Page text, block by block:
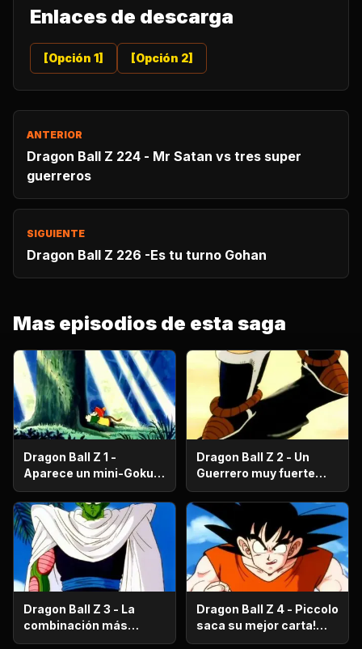
Enlaces de descarga
[Opción 1] [Opción 2]
ANTERIOR
Dragon Ball Z 224 - Mr Satan vs tres super
guerreros
SIGUIENTE
Dragon Ball Z 226 -Es tu turno Gohan
Mas episodios de esta saga
Dragon Ball Z 1 -
Aparece un mini-Goku,
su nombre es Gohan.
Dragon Ball Z 2 - Un
Guerrero muy fuerte
con antecedentes
históricos; se trata del
hermano mayor de
Goku.
Dragon Ball Z 3 - La
combinación más
fuerte de este Mundo.
Dragon Ball Z 4 - Piccolo
saca su mejor carta!
Gohan, un niño llorón.